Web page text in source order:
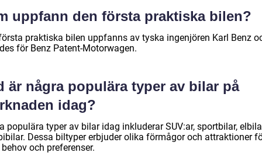
uppfann den första praktiska bilen?
praktiska bilen uppfanns av tyska ingenjören Karl Benz
för Benz Patent-Motorwagen.
är några populära typer av bilar på
idag?
populära typer av bilar idag inkluderar SUV:ar, sportbilar,
Dessa biltyper erbjuder olika förmågor och attraktioner
och preferenser.